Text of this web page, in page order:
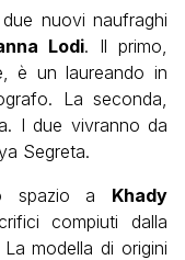
nuovi naufraghi
Lodi. Il primo,
è un laureando in
La seconda,
I due vivranno da
Segreta.
spazio a Khady
compiuti dalla
modella di origini